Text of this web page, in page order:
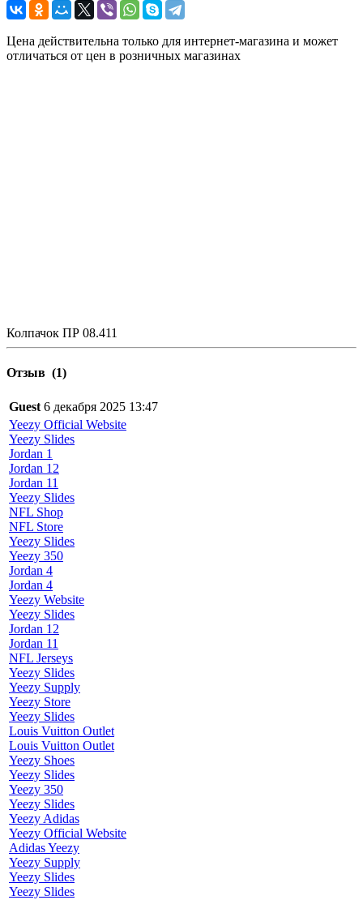
Цена действительна только для интернет-магазина и может
отличаться от цен в розничных магазинах
Колпачок ПР 08.411
Отзыв (1)
Guest 6 декабря 2025 13:47
Yeezy Official Website
Yeezy Slides
Jordan 1
Jordan 12
Jordan 11
Yeezy Slides
NFL Shop
NFL Store
Yeezy Slides
Yeezy 350
Jordan 4
Jordan 4
Yeezy Website
Yeezy Slides
Jordan 12
Jordan 11
NFL Jerseys
Yeezy Slides
Yeezy Supply
Yeezy Store
Yeezy Slides
Louis Vuitton Outlet
Louis Vuitton Outlet
Yeezy Shoes
Yeezy Slides
Yeezy 350
Yeezy Slides
Yeezy Adidas
Yeezy Official Website
Adidas Yeezy
Yeezy Supply
Yeezy Slides
Yeezy Slides